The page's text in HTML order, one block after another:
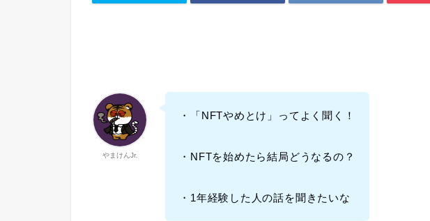
やまけんJr.
・「NFTやめとけ」ってよく聞く！
・NFTを始めたら結局どうなるの？
・1年経験した人の話を聞きたいな